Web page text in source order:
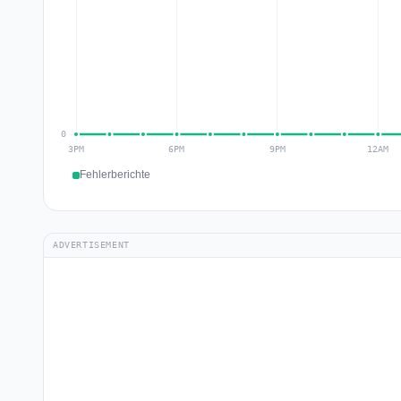
Fehlerberichte
ADVERTISEMENT